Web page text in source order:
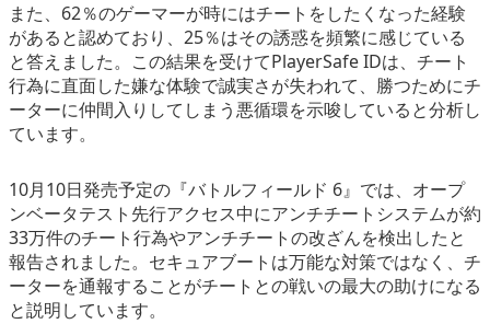
また、62％のゲーマーが時にはチートをしたくなった経験
があると認めており、25％はその誘惑を頻繁に感じている
と答えました。この結果を受けてPlayerSafe IDは、チート
行為に直面した嫌な体験で誠実さが失われて、勝つためにチ
ーターに仲間入りしてしまう悪循環を示唆していると分析し
ています。
10月10日発売予定の『バトルフィールド 6』では、オープ
ンベータテスト先行アクセス中にアンチチートシステムが約
33万件のチート行為やアンチチートの改ざんを検出したと
報告されました。セキュアブートは万能な対策ではなく、チ
ーターを通報することがチートとの戦いの最大の助けになる
と説明しています。